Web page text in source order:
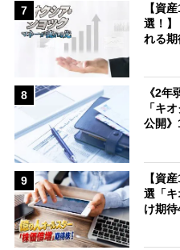
7
【資
選！
れる
8
《2
「キ
公開
9
【資
選「
け期